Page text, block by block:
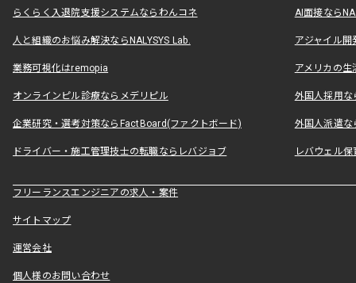
らくらく入退院支援システムならわんコネ AI面接なら
人と組織のお悩み解決ならNALYSYS Lab. アジャイル
業務可視化はremopia アメリカの
オンラインピル診療ならメデリピル 外国人採用
企業研究・選考対策ならFactBoard(ファクトボード) 外国人派遣な
ドライバー・施工管理技士の転職ならレバジョブ レバウェル
フリーランスエンジニアの求人・案件
サイトマップ
運営会社
個人様のお問い合わせ